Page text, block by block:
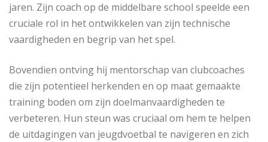
jaren. Zijn coach op de middelbare school speelde een
cruciale rol in het ontwikkelen van zijn technische
vaardigheden en begrip van het spel.
Bovendien ontving hij mentorschap van clubcoaches
die zijn potentieel herkenden en op maat gemaakte
training boden om zijn doelmanvaardigheden te
verbeteren. Hun steun was cruciaal om hem te helpen
de uitdagingen van jeugdvoetbal te navigeren en zich